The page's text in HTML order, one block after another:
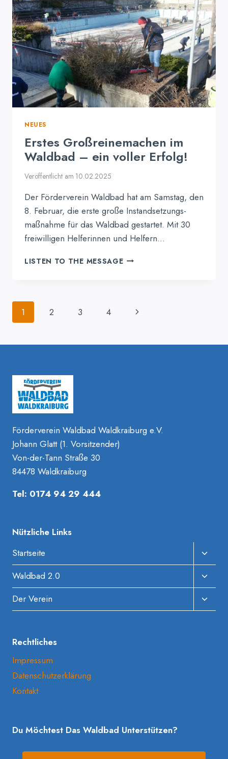
NEUES
Erstes Großreinemachen im
Waldbad – ein voller Erfolg!
Veröffentlicht am 10.02.2025
Der Förderverein Waldbad hat am Samstag, den
8. Februar, die erste große Instandsetzungs­
maßnahme für das Waldbad gestartet. Mit 30
freiwilligen Helferinnen und Helfern…
LISTEN TO THE MESSAGEERSTES
IN V
Seitennavigation
1 2 3 4
Nächste
Förderverein Waldbad Waldkraiburg e.V.
Johann Glatt (1. Vorsitzender)
Von-der-Tann Straße 30
84478 Waldkraiburg
Tel: 0174 94 29 444
Nützliche Links
Startseite
Waldbad 2.0
Der Verein
Rechtliches
Impressum
Datenschutzerklärung
Kontakt
Du Möchtest Das Waldbad Unterstützen?